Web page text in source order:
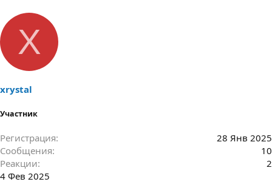
X
xrystal
Участник
Регистрация
28 Янв 2025
Сообщения
10
Реакции
2
4 Фев 2025